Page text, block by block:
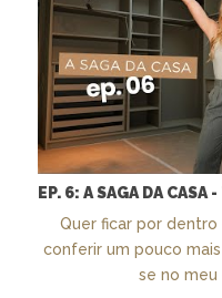
Quer ficar por
conferir um pouco
se no meu